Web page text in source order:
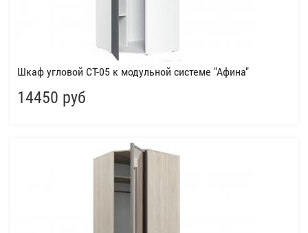
Шкаф угловой СТ-05 к модульной системе "Афина"
14450 руб